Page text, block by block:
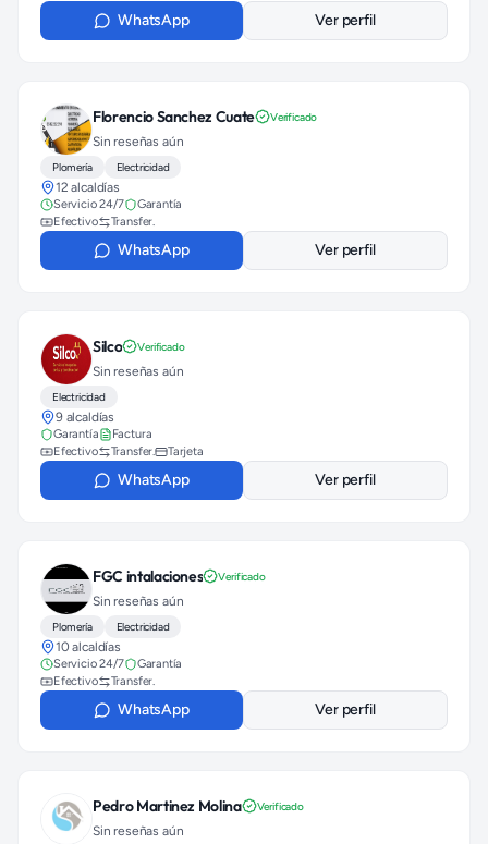
WhatsApp Ver perfil
Florencio Sanchez Cuate Verificado
Sin reseñas aún
Plomería Electricidad
12 alcaldías
Servicio 24/7
Garantía
Efectivo
Transfer.
WhatsApp Ver perfil
Silco Verificado
Sin reseñas aún
Electricidad
9 alcaldías
Garantía
Factura
Efectivo
Transfer. Tarjeta
WhatsApp Ver perfil
FGC intalaciones Verificado
Sin reseñas aún
Plomería Electricidad
10 alcaldías
Servicio 24/7
Garantía
Efectivo
Transfer.
WhatsApp Ver perfil
Pedro Martinez Molina Verificado
Sin reseñas aún